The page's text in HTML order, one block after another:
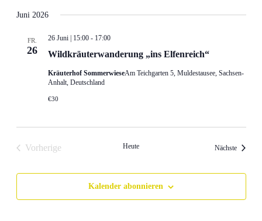
wählen.
Juni 2026
FR.
26 Wildkräuterwanderung „ins Elfenreich“
26 Juni | 15:00- 17:00
Kräuterhof SommerwieseAm Teichgarten 5, Muldestausee, Sachsen-
Anhalt, Deutschland
€30
Vorherige
Heute Nächste
Kalender abonnieren